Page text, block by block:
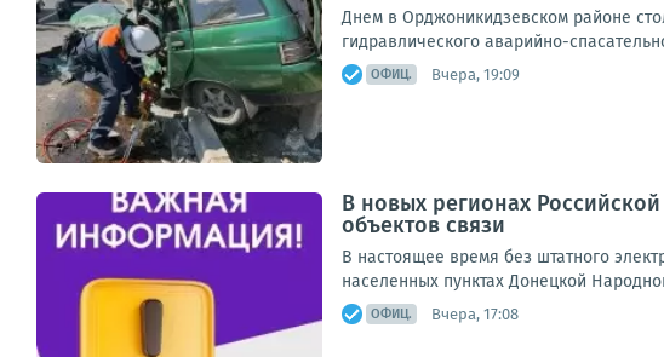
Днем в Орджоникидзевском районе
гидравлического аварийно-
ОФИЦ. Вчера, 19:09
В новых регионах
объектов связи
В настоящее время без штатного
населенных пунктах Донецкой
ОФИЦ. Вчера, 17:08